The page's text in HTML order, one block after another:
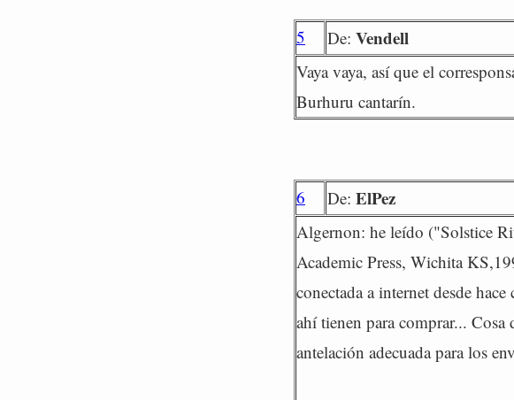
5 De: Vendell
Vaya vaya, así que el
Burhuru cantarín.
6 De: ElPez
Algernon: he leído ("Solstice
Academic Press, Wichita
conectada a internet desde
ahí tienen para comprar...
antelación adecuada para los